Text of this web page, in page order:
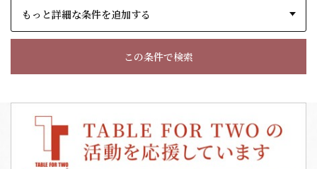
もっと詳細な条件を追加する
この条件で検索